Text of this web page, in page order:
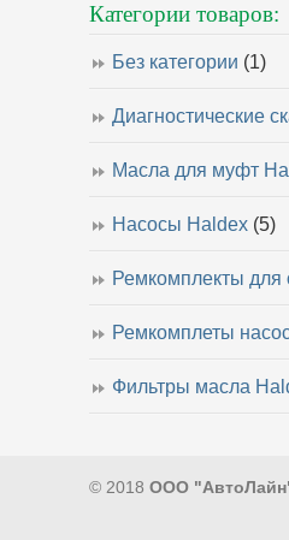
Категории товаров:
Без категории (1)
Диагностические
Масла для муфт
Насосы Haldex (5)
Ремкомплекты для
Ремкомплеты
Фильтры масла
© 2018 ООО